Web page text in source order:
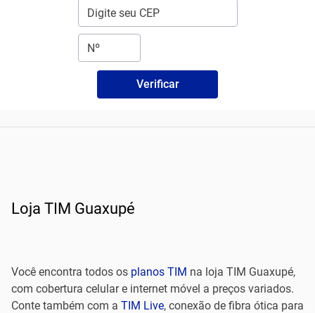
Verificar
Loja TIM Guaxupé
Você encontra todos os planos TIM na loja TIM Guaxupé,
com cobertura celular e internet móvel a preços variados.
Conte também com a TIM Live, conexão de fibra ótica para